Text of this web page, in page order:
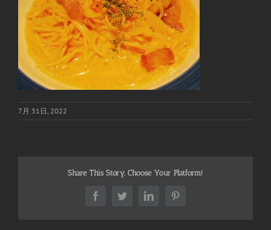
7月 31日, 2022
Share This Story, Choose Your Platform!
FacebookTwitterLinkedInPinterest